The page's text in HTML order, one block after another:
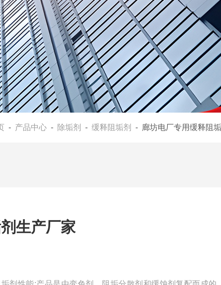
- 产品中心 - 除垢剂 - 缓释阻垢剂 - 廊坊电厂专用缓释阻
生产厂家